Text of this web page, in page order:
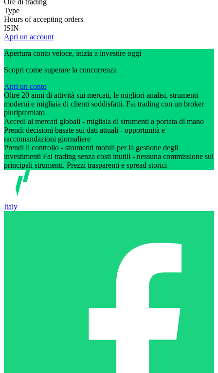
Ore di trading
Type
Hours of accepting orders
ISIN
Apri un account
Apertura conto veloce, inizia a investire oggi
Scopri come superare la concorrenza
Apri un conto
Oltre 20 anni di attività sui mercati, le migliori analisi, strumenti
moderni e migliaia di clienti soddisfatti. Fai trading con un broker
pluripremiato
Accedi ai mercati globali - migliaia di strumenti a portata di mano
Prendi decisioni basate sui dati attuali - opportunità e
raccomandazioni giornaliere
Prendi il controllo - strumenti mobili per la gestione degli
investimenti Fai trading senza costi inutili - nessuna commissione sui
principali strumenti. Prezzi trasparenti e spread storici
Italy